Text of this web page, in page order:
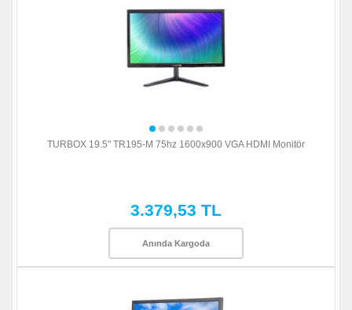
TURBOX 19.5" TR195-M 75hz 1600x900 VGA HDMI Monitör
3.379,53 TL
Anında Kargoda